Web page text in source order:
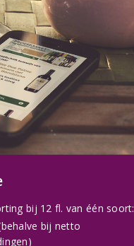
bij 12 fl. van één soort:
bij netto